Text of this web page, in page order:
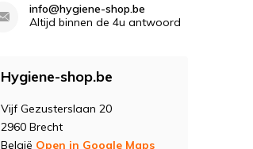
info@hygiene-shop.be
Altijd binnen de 4u antwoord
Hygiene-shop.be
Vijf Gezusterslaan 20
2960 Brecht
België Open in Google Maps